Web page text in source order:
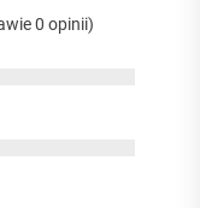
0 opinii)